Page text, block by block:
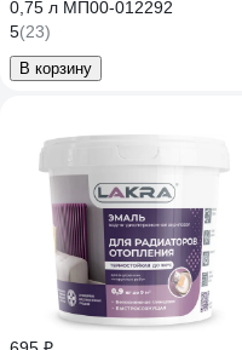
0,75 л МП00-012292
5(23)
В корзину